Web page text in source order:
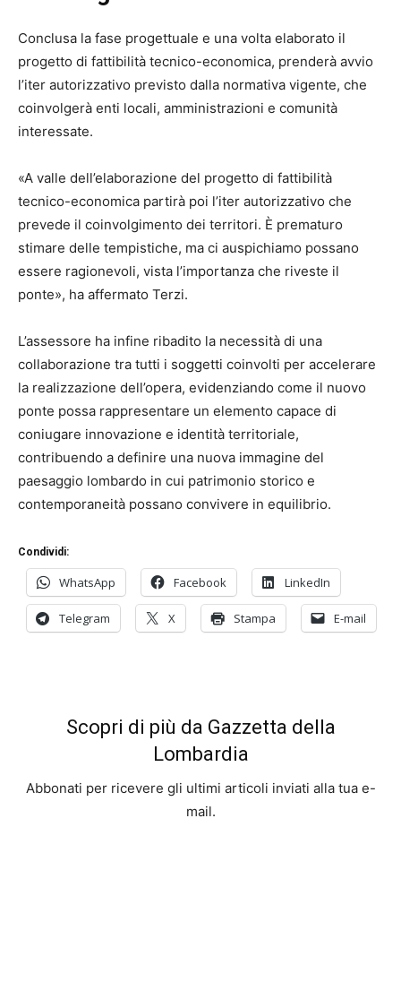
Conclusa la fase progettuale e una volta elaborato il
progetto di fattibilità tecnico-economica, prenderà avvio
l’iter autorizzativo previsto dalla normativa vigente, che
coinvolgerà enti locali, amministrazioni e comunità
interessate.
«A valle dell’elaborazione del progetto di fattibilità
tecnico-economica partirà poi l’iter autorizzativo che
prevede il coinvolgimento dei territori. È prematuro
stimare delle tempistiche, ma ci auspichiamo possano
essere ragionevoli, vista l’importanza che riveste il
ponte», ha affermato Terzi.
L’assessore ha infine ribadito la necessità di una
collaborazione tra tutti i soggetti coinvolti per accelerare
la realizzazione dell’opera, evidenziando come il nuovo
ponte possa rappresentare un elemento capace di
coniugare innovazione e identità territoriale,
contribuendo a definire una nuova immagine del
paesaggio lombardo in cui patrimonio storico e
contemporaneità possano convivere in equilibrio.
Condividi:
WhatsApp Facebook LinkedIn
Telegram X Stampa E-mail
Scopri di più da Gazzetta della
Lombardia
Abbonati per ricevere gli ultimi articoli inviati alla tua e-
mail.